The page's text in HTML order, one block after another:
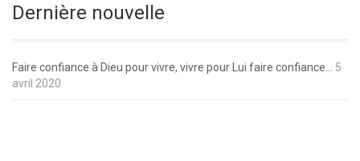
Dernière nouvelle
Faire confiance à Dieu pour vivre, vivre pour Lui faire confiance…
5
avril 2020